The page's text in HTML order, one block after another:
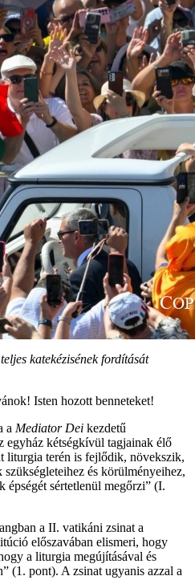
katekézisének fordítását
Isten hozott benneteket!
a Mediator Dei kezdetű
egyház kétségkívül tagjainak élő
liturgia terén is fejlődik, növekszik,
és körülményeihez,
épségét sértetlenül megőrzi” (I.
a II. vatikáni zsinat a
előszavában elismeri, hogy
a liturgia megújításával és
(1. pont). A zsinat ugyanis azzal a